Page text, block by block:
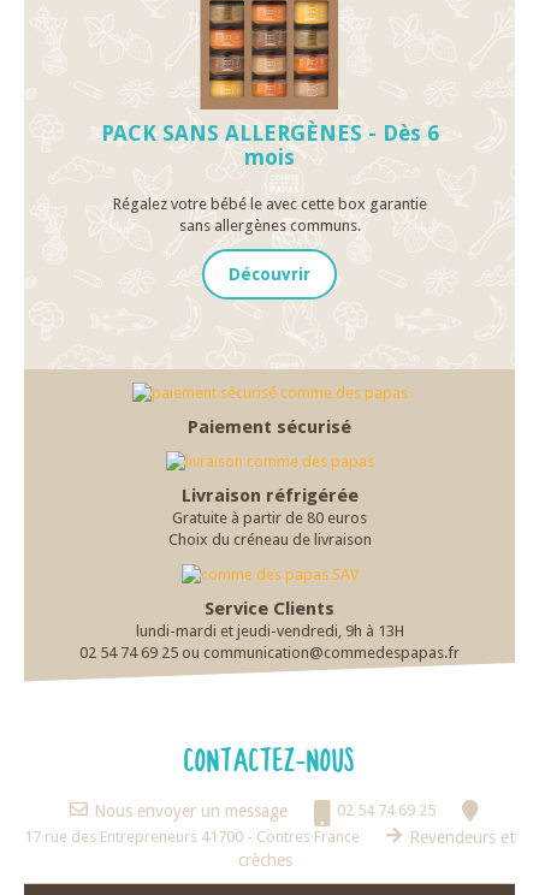
PACK SANS ALLERGÈNES - Dès 6
mois
Régalez votre bébé le avec cette box garantie
sans allergènes communs.
Découvrir
Paiement sécurisé
Livraison réfrigérée
Gratuite à partir de 80 euros
Choix du créneau de livraison
Service Clients
lundi-mardi et jeudi-vendredi, 9h à 13H
02 54 74 69 25 ou communication@commedespapas.fr
CONTACTEZ-NOUS
Nous envoyer un message
02 54 74 69 25
17 rue des Entrepreneurs 41700 - Contres France
Revendeurs et
crèches